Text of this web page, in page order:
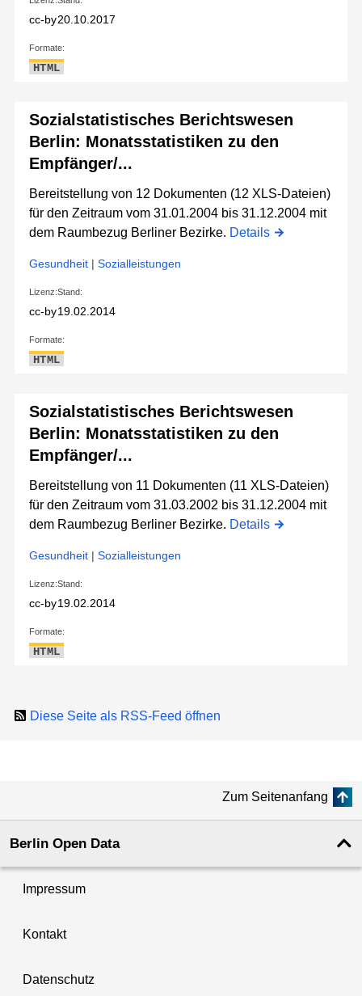
cc-by20.10.2017
Formate:
HTML
Sozialstatistisches Berichtswesen
Berlin: Monatsstatistiken zu den
Empfänger/...
Bereitstellung von 12 Dokumenten (12 XLS-Dateien)
für den Zeitraum vom 31.01.2004 bis 31.12.2004 mit
dem Raumbezug Berliner Bezirke. Details
Gesundheit | Sozialleistungen
Lizenz:
cc-by
Stand:
19.02.2014
Formate:
HTML
Sozialstatistisches Berichtswesen
Berlin: Monatsstatistiken zu den
Empfänger/...
Bereitstellung von 11 Dokumenten (11 XLS-Dateien)
für den Zeitraum vom 31.03.2002 bis 31.12.2004 mit
dem Raumbezug Berliner Bezirke. Details
Gesundheit | Sozialleistungen
Lizenz:
cc-by
Stand:
19.02.2014
Formate:
HTML
Diese Seite als RSS-Feed öffnen
Zum Seitenanfang
Berlin Open Data
Impressum
Kontakt
Datenschutz